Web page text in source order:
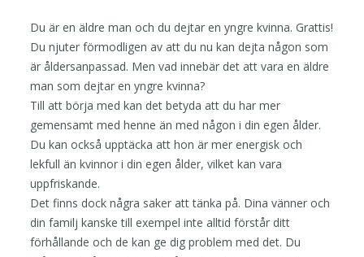
Du är en äldre man och du dejtar en yngre kvinna. Grattis!
Du njuter förmodligen av att du nu kan dejta någon som
är åldersanpassad. Men vad innebär det att vara en äldre
man som dejtar en yngre kvinna?
Till att börja med kan det betyda att du har mer
gemensamt med henne än med någon i din egen ålder.
Du kan också upptäcka att hon är mer energisk och
lekfull än kvinnor i din egen ålder, vilket kan vara
uppfriskande.
Det finns dock några saker att tänka på. Dina vänner och
din familj kanske till exempel inte alltid förstår ditt
förhållande och de kan ge dig problem med det. Du